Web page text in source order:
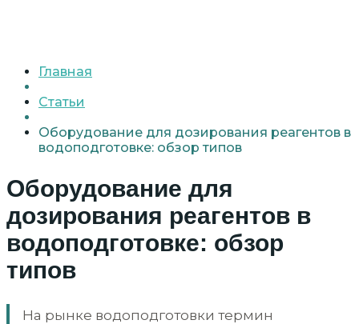
Главная
Статьи
Оборудование для дозирования реагентов в
водоподготовке: обзор типов
Оборудование для
дозирования реагентов в
водоподготовке: обзор
типов
На рынке водоподготовки термин